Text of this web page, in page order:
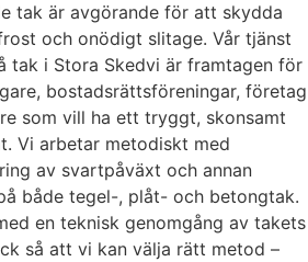
tak är avgörande för att skydda
och onödigt slitage. Vår tjänst
i Stora Skedvi är framtagen för
bostadsrättsföreningar, företag
som vill ha ett tryggt, skonsamt
Vi arbetar metodiskt med
av svartpåväxt och annan
både tegel-, plåt- och betongtak.
en teknisk genomgång av takets
så att vi kan välja rätt metod –